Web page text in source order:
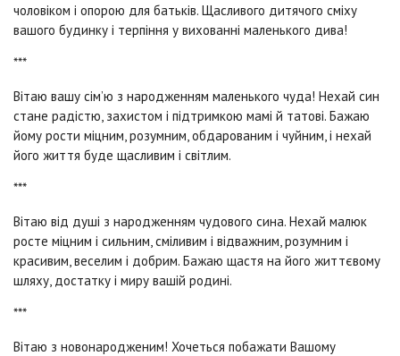
чоловіком і опорою для батьків. Щасливого дитячого сміху
вашого будинку і терпіння у вихованні маленького дива!
***
Вітаю вашу сім’ю з народженням маленького чуда! Нехай син
стане радістю, захистом і підтримкою мамі й татові. Бажаю
йому рости міцним, розумним, обдарованим і чуйним, і нехай
його життя буде щасливим і світлим.
***
Вітаю від душі з народженням чудового сина. Нехай малюк
росте міцним і сильним, сміливим і відважним, розумним і
красивим, веселим і добрим. Бажаю щастя на його життєвому
шляху, достатку і миру вашій родині.
***
Вітаю з новонародженим! Хочеться побажати Вашому